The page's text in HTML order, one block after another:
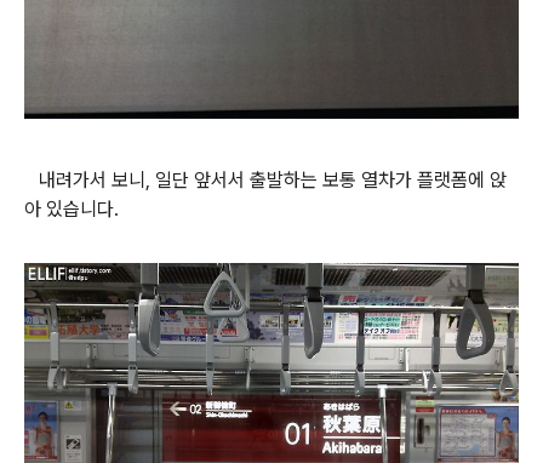
내려가서 보니, 일단 앞서서 출발하는 보통 열차가 플랫폼에 앉
아 있습니다.